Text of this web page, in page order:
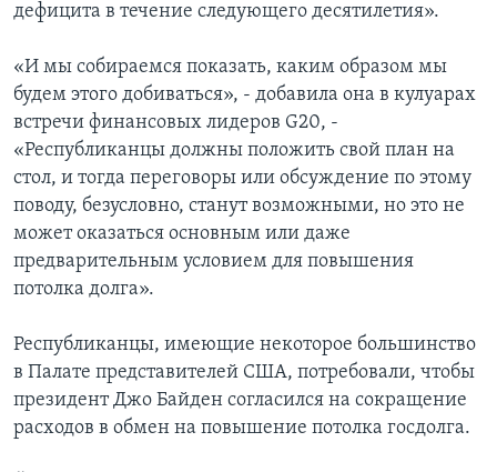
дефицита в течение следующего десятилетия».
«И мы собираемся показать, каким образом мы
будем этого добиваться», - добавила она в кулуарах
встречи финансовых лидеров G20, -
«Республиканцы должны положить свой план на
стол, и тогда переговоры или обсуждение по этому
поводу, безусловно, станут возможными, но это не
может оказаться основным или даже
предварительным условием для повышения
потолка долга».
Республиканцы, имеющие некоторое большинство
в Палате представителей США, потребовали, чтобы
президент Джо Байден согласился на сокращение
расходов в обмен на повышение потолка госдолга.